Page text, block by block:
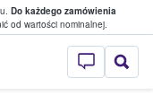
Do każdego zamówienia
od wartości nominalnej.
StubHub —
i